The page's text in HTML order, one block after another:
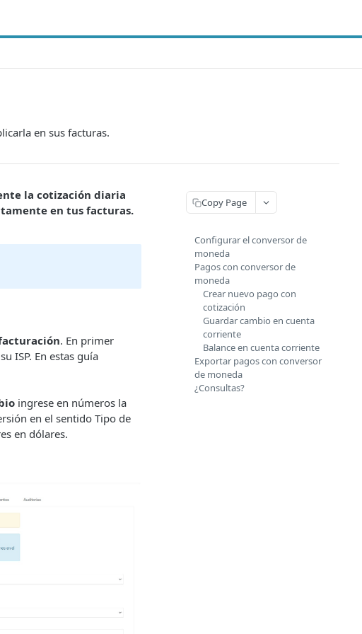
en sus facturas.
la cotización diaria
en tus facturas.
. En primer
ISP. En estas guía
ingrese en números la
en el sentido Tipo de
en dólares.
Copy Page
Configurar el conversor de
moneda
Pagos con conversor de
moneda
Crear nuevo pago con
cotización
Guardar cambio en cuenta
corriente
Balance en cuenta corriente
Exportar pagos con conversor
de moneda
¿Consultas?